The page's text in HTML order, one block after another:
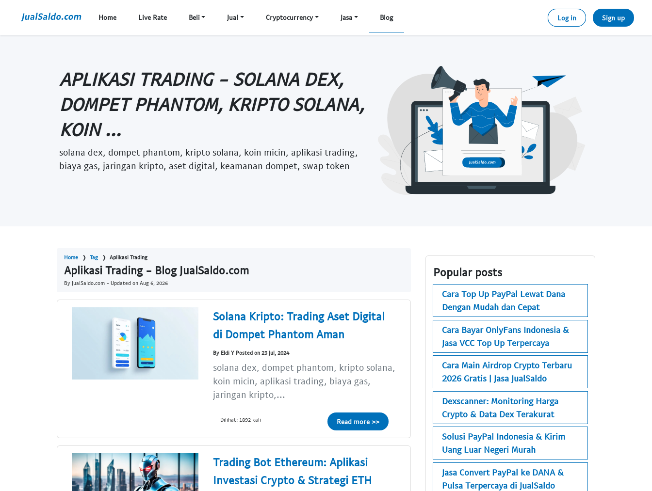
Home Live Rate Beli Jual Cryptocurrency Jasa Blog Log in Sign up
APLIKASI TRADING - SOLANA DEX,
DOMPET PHANTOM, KRIPTO SOLANA,
KOIN ...
solana dex, dompet phantom, kripto solana, koin micin, aplikasi trading,
biaya gas, jaringan kripto, aset digital, keamanan dompet, swap token
Home Tag Aplikasi Trading
Aplikasi Trading - Blog JualSaldo.com
By JualSaldo.com - Updated on Aug 6, 2026
Solana Kripto: Trading Aset Digital
di Dompet Phantom Aman
By Eldi Y Posted on 23 Jul, 2024
solana dex, dompet phantom, kripto solana,
koin micin, aplikasi trading, biaya gas,
jaringan kripto,...
Dilihat: 1892 kali Read more >>
Trading Bot Ethereum: Aplikasi
Investasi Crypto & Strategi ETH
Popular posts
Cara Top Up PayPal Lewat Dana
Dengan Mudah dan Cepat
Cara Bayar OnlyFans Indonesia &
Jasa VCC Top Up Terpercaya
Cara Main Airdrop Crypto Terbaru
2026 Gratis | Jasa JualSaldo
Dexscanner: Monitoring Harga
Crypto & Data Dex Terakurat
Solusi PayPal Indonesia & Kirim
Uang Luar Negeri Murah
Jasa Convert PayPal ke DANA &
Pulsa Terpercaya di JualSaldo